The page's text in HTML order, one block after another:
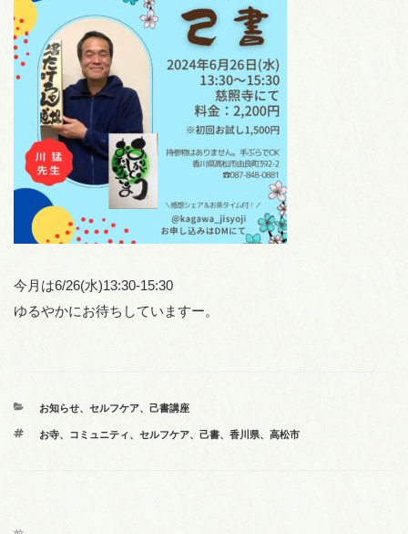
今月は6/26(水)13:30-15:30
ゆるやかにお待ちしていますー。
カ
ゴ
お知らせ、 セルフケア、 己書講座
タ
お寺、 コミュニティ、 セルフケア、 己書、 香川県、 高松市
投